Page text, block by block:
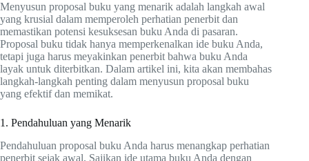
Menyusun proposal buku yang menarik adalah langkah awal
yang krusial dalam memperoleh perhatian penerbit dan
memastikan potensi kesuksesan buku Anda di pasaran.
Proposal buku tidak hanya memperkenalkan ide buku Anda,
tetapi juga harus meyakinkan penerbit bahwa buku Anda
layak untuk diterbitkan. Dalam artikel ini, kita akan membahas
langkah-langkah penting dalam menyusun proposal buku
yang efektif dan memikat.
1. Pendahuluan yang Menarik
Pendahuluan proposal buku Anda harus menangkap perhatian
penerbit sejak awal. Sajikan ide utama buku Anda dengan